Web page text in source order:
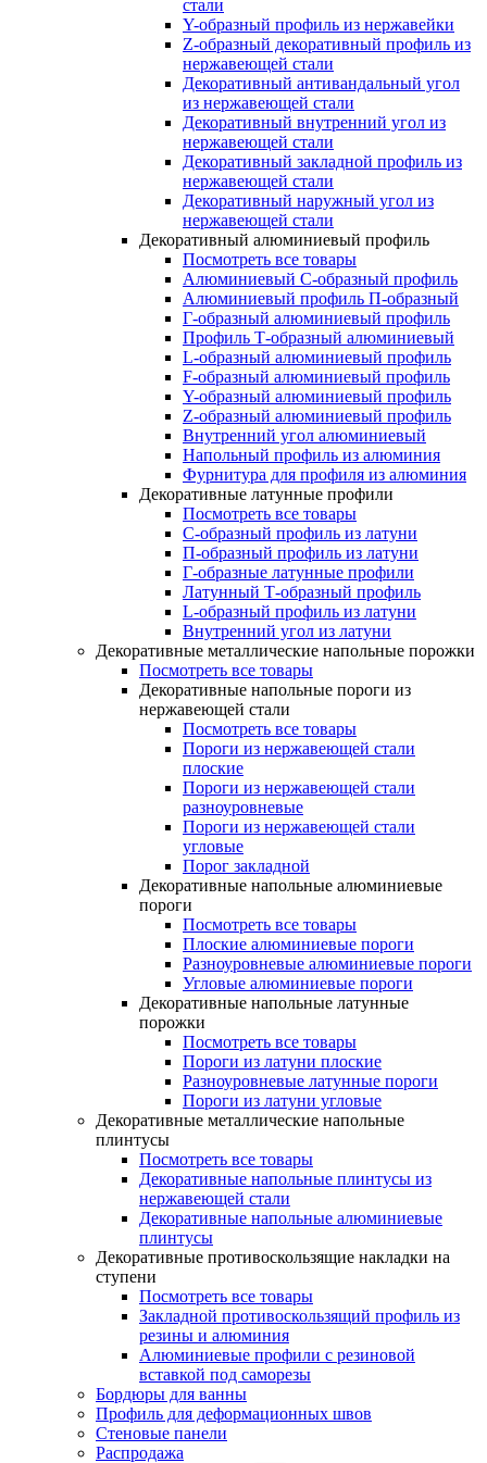
стали
Y-образный профиль из нержавейки
Z-образный декоративный профиль из
нержавеющей стали
Декоративный антивандальный угол
из нержавеющей стали
Декоративный внутренний угол из
нержавеющей стали
Декоративный закладной профиль из
нержавеющей стали
Декоративный наружный угол из
нержавеющей стали
Декоративный алюминиевый профиль
Посмотреть все товары
Алюминиевый С-образный профиль
Алюминиевый профиль П-образный
Г-образный алюминиевый профиль
Профиль Т-образный алюминиевый
L-образный алюминиевый профиль
F-образный алюминиевый профиль
Y-образный алюминиевый профиль
Z-образный алюминиевый профиль
Внутренний угол алюминиевый
Напольный профиль из алюминия
Фурнитура для профиля из алюминия
Декоративные латунные профили
Посмотреть все товары
C-образный профиль из латуни
П-образный профиль из латуни
Г-образные латунные профили
Латунный Т-образный профиль
L-образный профиль из латуни
Внутренний угол из латуни
Декоративные металлические напольные порожки
Посмотреть все товары
Декоративные напольные пороги из
нержавеющей стали
Посмотреть все товары
Пороги из нержавеющей стали
плоские
Пороги из нержавеющей стали
разноуровневые
Пороги из нержавеющей стали
угловые
Порог закладной
Декоративные напольные алюминиевые
пороги
Посмотреть все товары
Плоские алюминиевые пороги
Разноуровневые алюминиевые пороги
Угловые алюминиевые пороги
Декоративные напольные латунные
порожки
Посмотреть все товары
Пороги из латуни плоские
Разноуровневые латунные пороги
Пороги из латуни угловые
Декоративные металлические напольные
плинтусы
Посмотреть все товары
Декоративные напольные плинтусы из
нержавеющей стали
Декоративные напольные алюминиевые
плинтусы
Декоративные противоскользящие накладки на
ступени
Посмотреть все товары
Закладной противоскользящий профиль из
резины и алюминия
Алюминиевые профили с резиновой
вставкой под саморезы
Бордюры для ванны
Профиль для деформационных швов
Стеновые панели
Распродажа